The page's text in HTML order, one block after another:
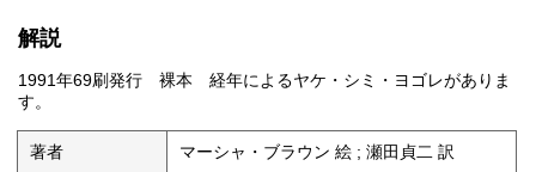
解説
1991年69刷発行 裸本 経年によるヤケ・シミ・ヨゴレがありま
す。
著者 マーシャ・ブラウン 絵 ; 瀬田貞二 訳